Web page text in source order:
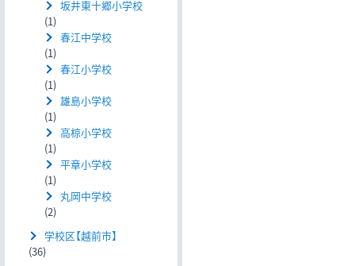
坂井東十郷小学校
(1)
春江中学校
(1)
春江小学校
(1)
雄島小学校
(1)
高椋小学校
(1)
平章小学校
(1)
丸岡中学校
(2)
学校区【越前市】
(36)